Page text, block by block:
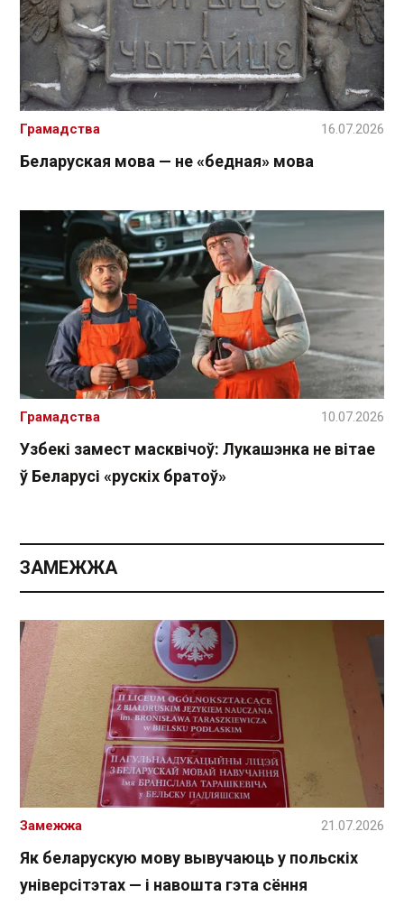
Беларуская мова — не «бедная» мова
Грамадства 16.07.2026
Узбекі замест масквічоў: Лукашэнка не вітае
ў Беларусі «рускіх братоў»
Грамадства 10.07.2026
ЗАМЕЖЖА
Як беларускую мову вывучаюць у польскіх
універсітэтах — і навошта гэта сёння
Замежжа 21.07.2026